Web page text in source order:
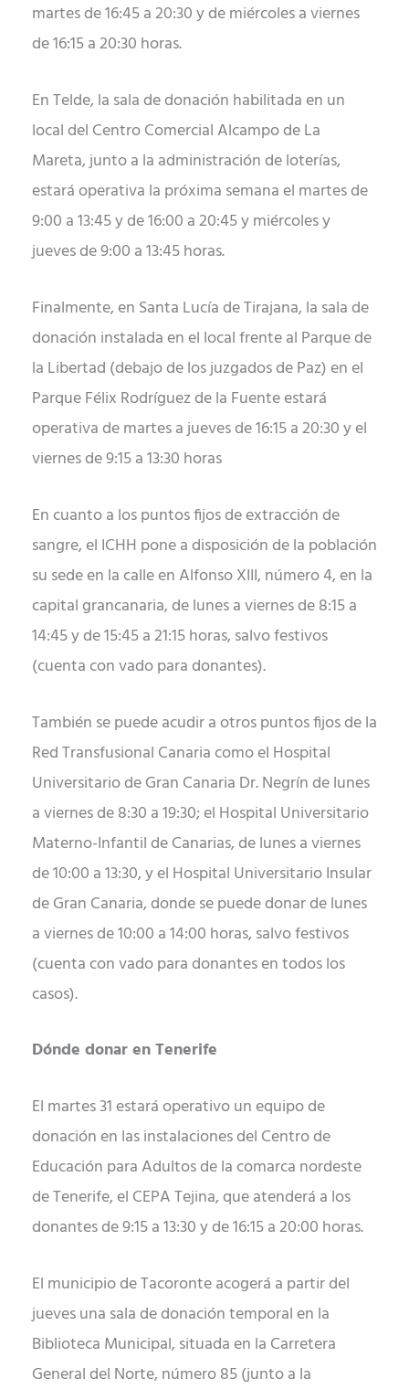
martes de 16:45 a 20:30 y de miércoles a viernes
de 16:15 a 20:30 horas.
En Telde, la sala de donación habilitada en un
local del Centro Comercial Alcampo de La
Mareta, junto a la administración de loterías,
estará operativa la próxima semana el martes de
9:00 a 13:45 y de 16:00 a 20:45 y miércoles y
jueves de 9:00 a 13:45 horas.
Finalmente, en Santa Lucía de Tirajana, la sala de
donación instalada en el local frente al Parque de
la Libertad (debajo de los juzgados de Paz) en el
Parque Félix Rodríguez de la Fuente estará
operativa de martes a jueves de 16:15 a 20:30 y el
viernes de 9:15 a 13:30 horas
En cuanto a los puntos fijos de extracción de
sangre, el ICHH pone a disposición de la población
su sede en la calle en Alfonso XIII, número 4, en la
capital grancanaria, de lunes a viernes de 8:15 a
14:45 y de 15:45 a 21:15 horas, salvo festivos
(cuenta con vado para donantes).
También se puede acudir a otros puntos fijos de la
Red Transfusional Canaria como el Hospital
Universitario de Gran Canaria Dr. Negrín de lunes
a viernes de 8:30 a 19:30; el Hospital Universitario
Materno-Infantil de Canarias, de lunes a viernes
de 10:00 a 13:30, y el Hospital Universitario Insular
de Gran Canaria, donde se puede donar de lunes
a viernes de 10:00 a 14:00 horas, salvo festivos
(cuenta con vado para donantes en todos los
casos).
Dónde donar en Tenerife
El martes 31 estará operativo un equipo de
donación en las instalaciones del Centro de
Educación para Adultos de la comarca nordeste
de Tenerife, el CEPA Tejina, que atenderá a los
donantes de 9:15 a 13:30 y de 16:15 a 20:00 horas.
El municipio de Tacoronte acogerá a partir del
jueves una sala de donación temporal en la
Biblioteca Municipal, situada en la Carretera
General del Norte, número 85 (junto a la